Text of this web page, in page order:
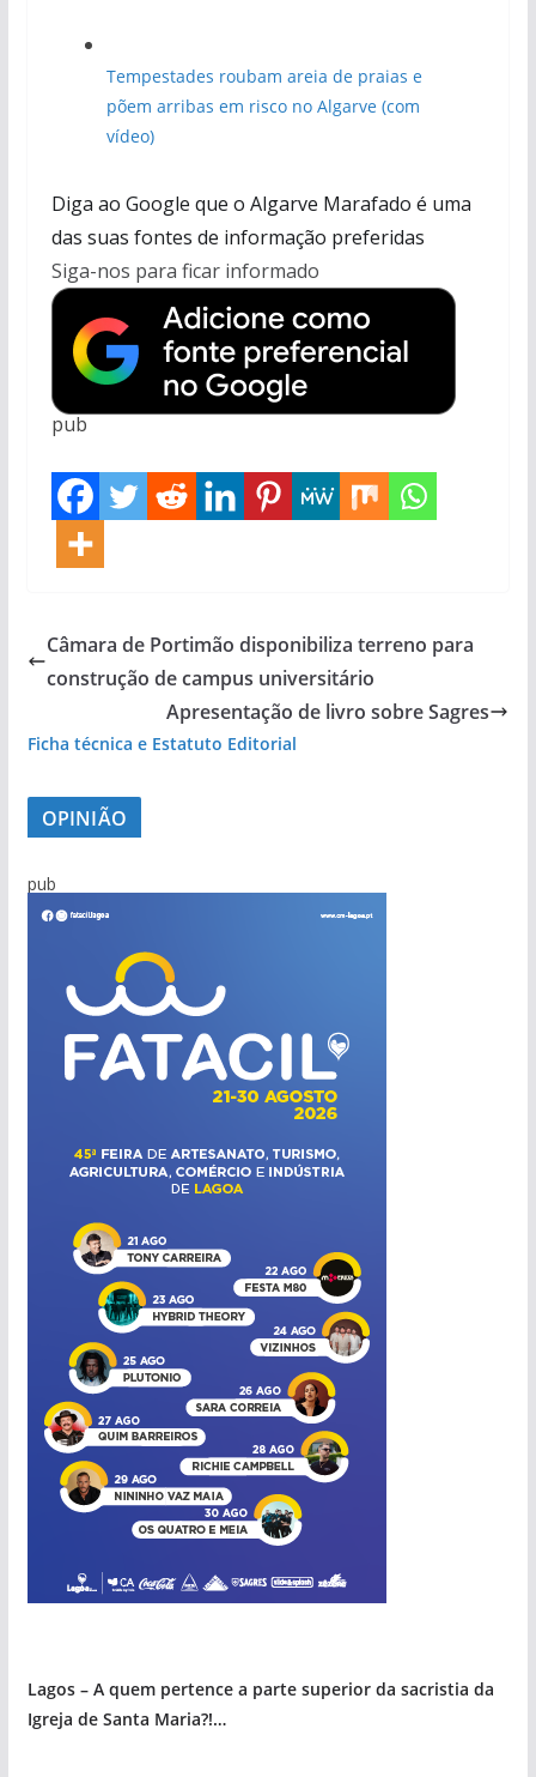
Tempestades roubam areia de praias e
põem arribas em risco no Algarve (com
vídeo)
Diga ao Google que o Algarve Marafado é uma
das suas fontes de informação preferidas
Siga-nos para ficar informado
pub
Câmara de Portimão disponibiliza terreno para
construção de campus universitário
Apresentação de livro sobre Sagres
Ficha técnica e Estatuto Editorial
OPINIÃO
pub
Lagos – A quem pertence a parte superior da sacristia da
Igreja de Santa Maria?!…